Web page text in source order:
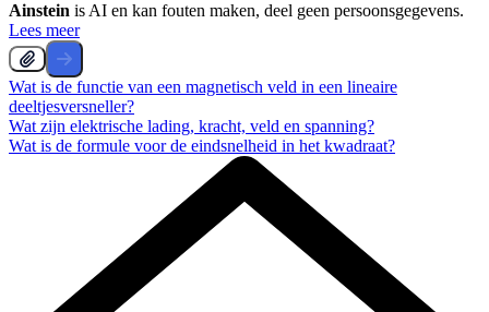
Ainstein is AI en kan fouten maken, deel geen persoonsgegevens.
Lees meer
Wat is de functie van een magnetisch veld in een lineaire
deeltjesversneller?
Wat zijn elektrische lading, kracht, veld en spanning?
Wat is de formule voor de eindsnelheid in het kwadraat?